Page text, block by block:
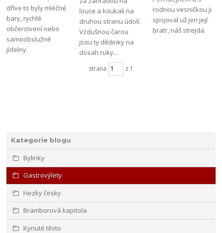
Kategorie blogu
Bylinky
Gastrovýlety
Hezky česky
Bramborová kapitola
Kynuté těsto
dříve to byly mléčné
bary, rychlé
občerstvení nebo
samoobslužné
jídelny.
louce a koukali na
druhou stranu údolí.
Vzdušnou čarou
jsou ty dědinky na
dosah ruky...
rodnou vesničkou ji
spojoval už jen její
bratr, náš strejda.
strana z 1